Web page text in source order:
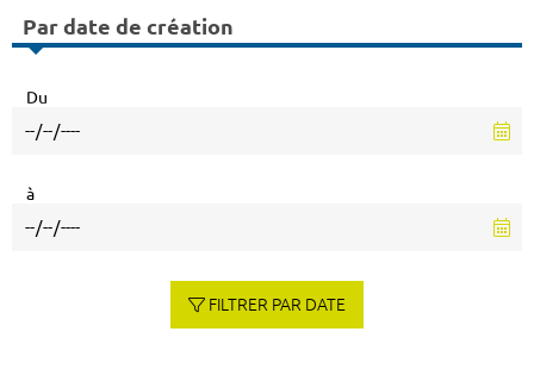
Par date de création
Du
à
FILTRER PAR DATE